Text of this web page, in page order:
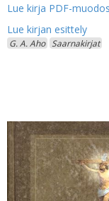
Lue kirja PDF-
G. A. Aho Saarnakirjat